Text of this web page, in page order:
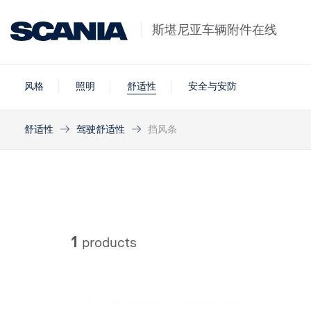
斯堪尼亚车辆附件在线
风格 照明 舒适性 安全与安防
舒适性 驾驶舒适性 挡风条
1 products